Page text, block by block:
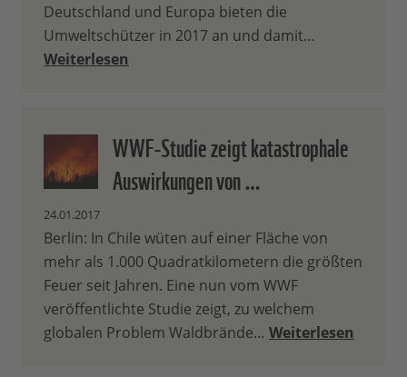
Deutschland und Europa bieten die
Umweltschützer in 2017 an und damit…
Weiterlesen
WWF-Studie zeigt katastrophale
Auswirkungen von …
24.01.2017
Berlin: In Chile wüten auf einer Fläche von
mehr als 1.000 Quadratkilometern die größten
Feuer seit Jahren. Eine nun vom WWF
veröffentlichte Studie zeigt, zu welchem
globalen Problem Waldbrände… Weiterlesen